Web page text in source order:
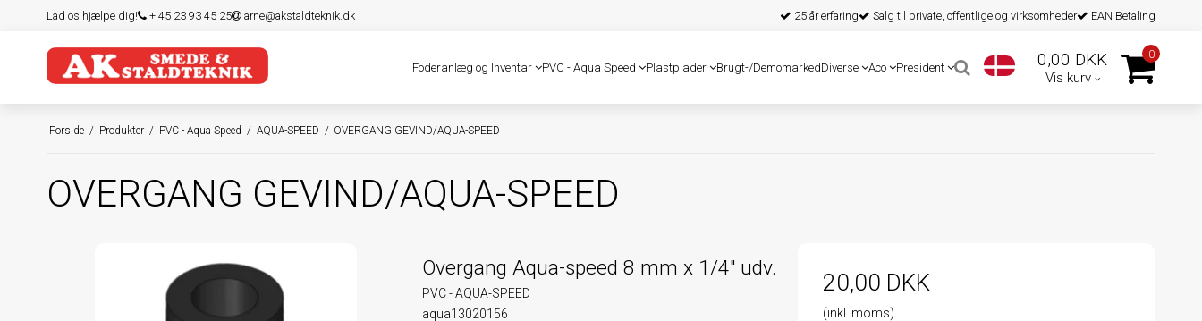
Lad os hjælpe dig! + 45 23 93 45 25 arne@akstaldteknik.dk 25 år erfaring Salg til private, offentlige og virksomheder EAN Betaling
Foderanlæg og Inventar PVC - Aqua Speed Plastplader Brugt-/DemomarkedDiverse Aco President 0,00 DKK
Vis kurv
0
Forside / Produkter / PVC - Aqua Speed / AQUA-SPEED / OVERGANG GEVIND/AQUA-SPEED
OVERGANG GEVIND/AQUA-SPEED
Overgang Aqua-speed 8 mm x 1/4" udv.
PVC - AQUA-SPEED
aqua13020156
20,00 DKK
(inkl. moms)